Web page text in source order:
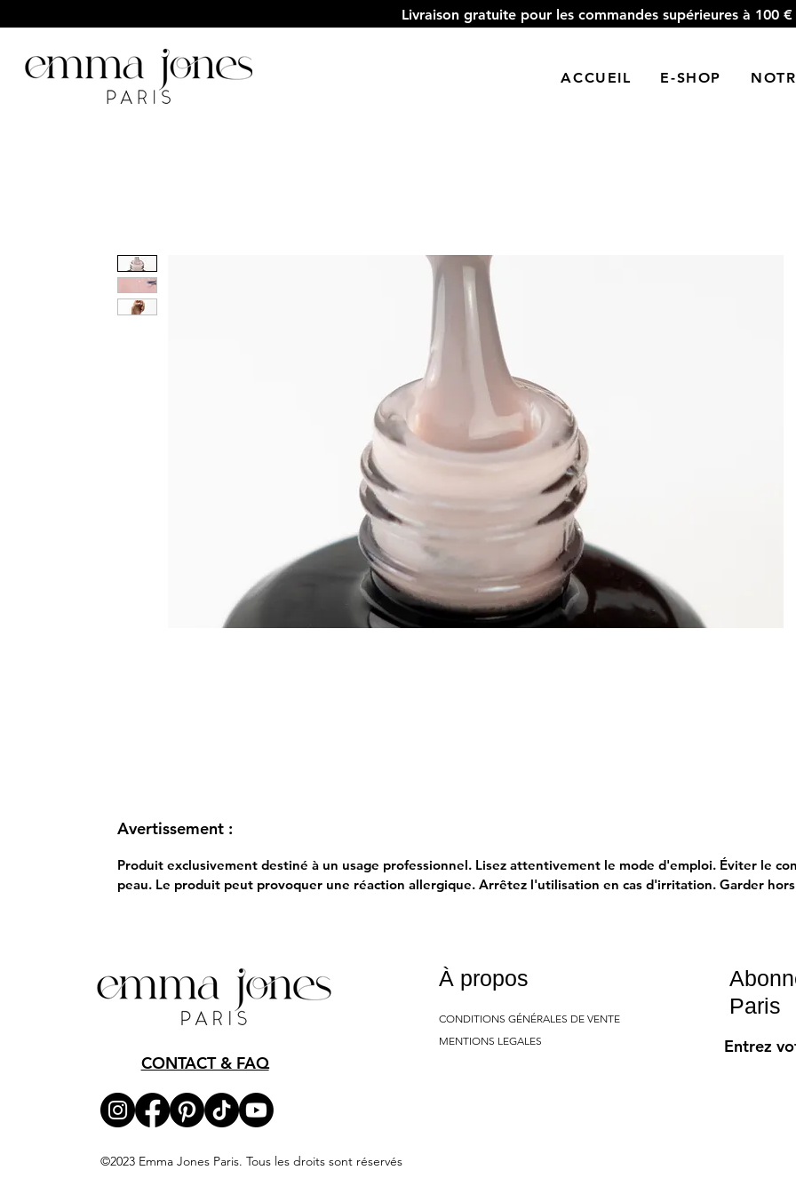
Livraison gratuite pour les commandes supérieures à 100 €
ACCUEIL E-SHOP
Avertissement :
Produit exclusivement destiné à un usage professionnel. Lisez attentivement le mode d'emploi. Éviter le
peau. Le produit peut provoquer une réaction allergique. Arrêtez l'utilisation en cas d'irritation. Garder
CONTACT & FAQ
©2023 Emma Jones Paris. Tous les droits sont réservés
À propos
CONDITIONS GÉNÉRALES DE VENTE
MENTIONS LEGALES
Paris
Entrez